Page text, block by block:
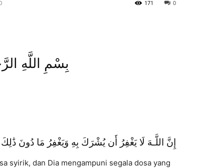
0
171
بِسْمِ اللَّهِ
إِنَّ اللَّـهَ لَا يَغْفِرُ أَن يُشْرَكَ بِهِ وَيَغْفِرُ مَا دُونَ
syirik, dan Dia mengampuni segala dosa yang